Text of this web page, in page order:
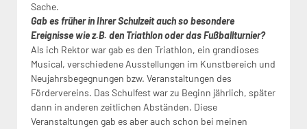
Sache.
Gab es früher in Ihrer Schulzeit auch so besondere
Ereignisse wie z.B. den Triathlon oder das Fußballturnier?
Als ich Rektor war gab es den Triathlon, ein grandioses
Musical, verschiedene Ausstellungen im Kunstbereich und
Neujahrsbegegnungen bzw. Veranstaltungen des
Fördervereins. Das Schulfest war zu Beginn jährlich, später
dann in anderen zeitlichen Abständen. Diese
Veranstaltungen gab es aber auch schon bei meinen